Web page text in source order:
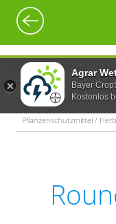
Agrar
Bayer
Kostenlos
Pflanzenschutzmittel /